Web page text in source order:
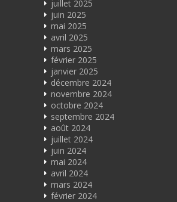
juillet 2025
juin 2025
mai 2025
avril 2025
mars 2025
février 2025
janvier 2025
décembre 2024
novembre 2024
octobre 2024
septembre 2024
août 2024
juillet 2024
juin 2024
mai 2024
avril 2024
mars 2024
février 2024